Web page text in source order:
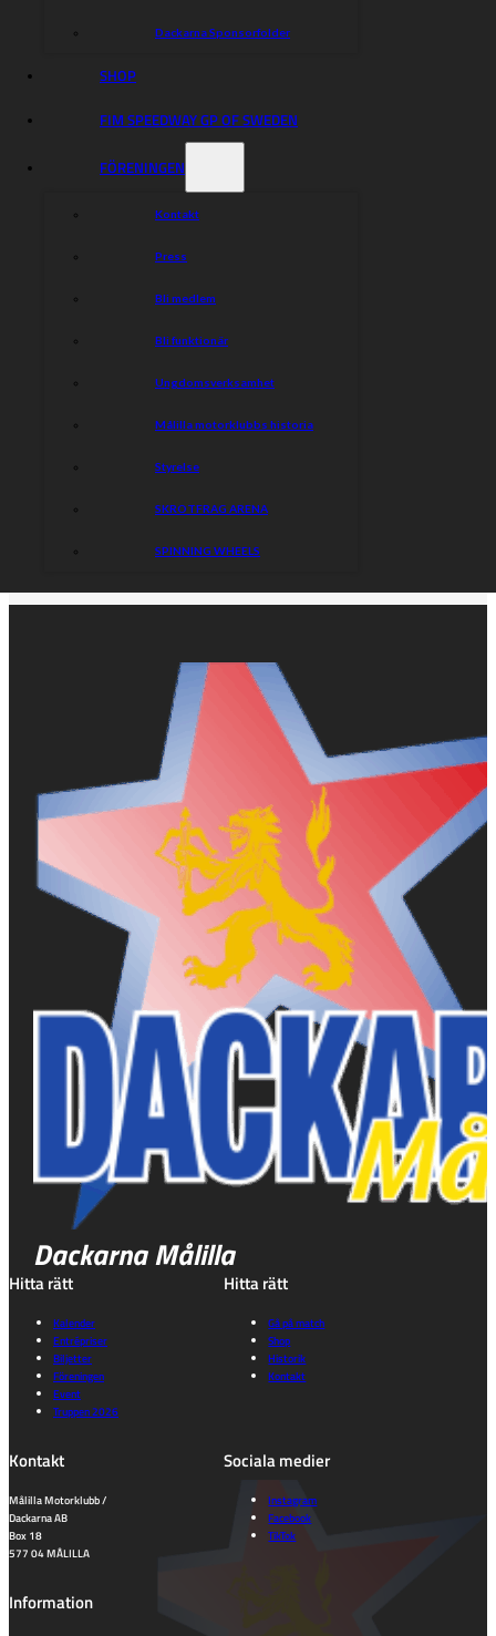
Dackarna Sponsorfolder
SHOP
FIM SPEEDWAY GP OF SWEDEN
FÖRENINGEN
Kontakt
Press
Bli medlem
Bli funktionär
Ungdomsverksamhet
Målilla motorklubbs historia
Styrelse
SKROTFRAG ARENA
SPINNING WHEELS
Dackarna Målilla
Hitta rätt
Kalender
Entrépriser
Biljetter
Föreningen
Event
Truppen 2026
Hitta rätt
Gå på match
Shop
Historik
Kontakt
Kontakt
Målilla Motorklubb /
Dackarna AB
Box 18
577 04 MÅLILLA
Sociala medier
Instagram
Facebook
TikTok
Information